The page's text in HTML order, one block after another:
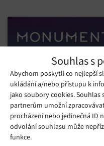
Souhlas s
Abychom poskytli co nejlepší
ukládání a/nebo přístupu k
jako soubory cookies.
partnerům umožní
procházení nebo jedinečná ID
odvolání souhlasu může
funkce.
Zdroj:engadget.com
Kliknutím